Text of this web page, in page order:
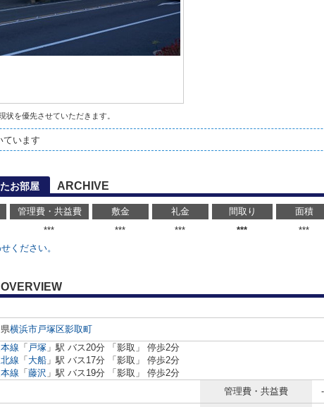
を優先させていただきます。
ています
お部屋 ARCHIVE
管理費・共益費 敷金 礼金 間取り 面積
*** *** *** *** ***
ください。
OVERVIEW
横浜市戸塚区影取町
線 「 戸塚 」駅 バス20分 「影取」 停歩2分
線 「 大船 」駅 バス17分 「影取」 停歩2分
線 「 藤沢 」駅 バス19分 「影取」 停歩2分
管理費・共益費 -